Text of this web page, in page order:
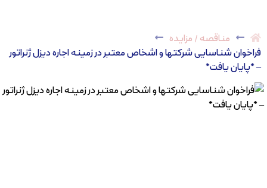
مناقصه / مزایده
فراخوان شناسایی شرکتها و اشخاص معتبر در زمینه اجاره دیزل ژنراتور
– *پایان یافت*